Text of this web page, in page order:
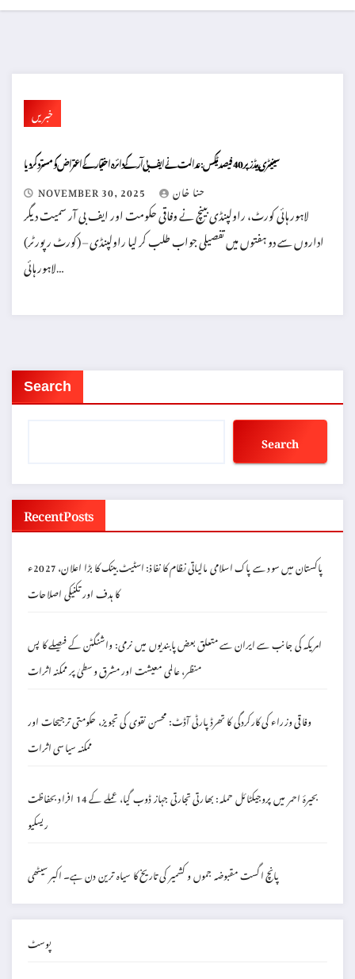
خبریں
سینیٹری پیڈز پر 40 فیصد ٹیکس: عدالت نے ایف بی آر کے دائرہ اختیار کے اعتراض کو مسترد کردیا
NOVEMBER 30, 2025
حنا خان
لاہور ہائی کورٹ، راولپنڈی بینچ نے وفاقی حکومت اور ایف بی آر سمیت دیگر
اداروں سے دو ہفتوں میں تفصیلی جواب طلب کر لیا راولپنڈی – (کورٹ رپورٹر)
لاہور ہائی…
Search
Search
Recent Posts
پاکستان میں سود سے پاک اسلامی مالیاتی نظام کا نفاذ: اسٹیٹ بینک کا بڑا اعلان، 2027ء
کا ہدف اور تکنیکی اصلاحات
امریکہ کی جانب سے ایران سے متعلق بعض پابندیوں میں نرمی: واشنگٹن کے فیصلے کا پس
منظر، عالمی معیشت اور مشرق وسطیٰ پر ممکنہ اثرات
وفاقی وزراء کی کارکردگی کا تھرڈ پارٹی آڈٹ: محسن نقوی کی تجویز، حکومتی ترجیحات اور
ممکنہ سیاسی اثرات
بحیرۂ احمر میں پروجیکٹائل حملہ: بھارتی تجارتی جہاز ڈوب گیا، عملے کے 14 افراد بحفاظت
ریسکیو
پانچ اگست مقبوضہ جموں و کشمیر کی تاریخ کا سیاہ ترین دن ہے۔ اکبر سیٹھی
پوسٹ